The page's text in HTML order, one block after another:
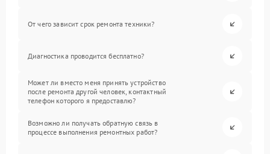
От чего зависит срок ремонта техники?
Диагностика проводится бесплатно?
Может ли вместо меня принять устройство
после ремонта другой человек, контактный
телефон которого я предоставлю?
Возможно ли получать обратную связь в
процессе выполнения ремонтных работ?